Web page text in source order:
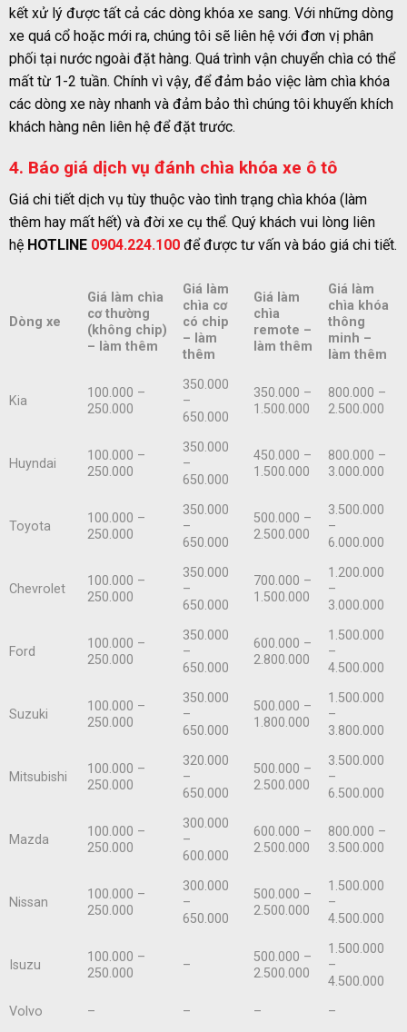
kết xử lý được tất cả các dòng khóa xe sang. Với những dòng
xe quá cổ hoặc mới ra, chúng tôi sẽ liên hệ với đơn vị phân
phối tại nước ngoài đặt hàng. Quá trình vận chuyển chìa có thể
mất từ 1-2 tuần. Chính vì vậy, để đảm bảo việc làm chìa khóa
các dòng xe này nhanh và đảm bảo thì chúng tôi khuyến khích
khách hàng nên liên hệ để đặt trước.
4. Báo giá dịch vụ đánh chìa khóa xe ô tô
Giá chi tiết dịch vụ tùy thuộc vào tình trạng chìa khóa (làm
thêm hay mất hết) và đời xe cụ thể. Quý khách vui lòng liên
hệ HOTLINE 0904.224.100 để được tư vấn và báo giá chi tiết.
Dòng xe
Giá làm chìa
cơ thường
(không chip)
– làm thêm
Giá làm
chìa cơ
có chip
– làm
thêm
Giá làm
chìa
remote –
làm thêm
Giá làm
chìa khóa
thông
minh –
làm thêm
Kia
100.000 –
250.000
350.000
–
650.000
350.000 –
1.500.000
800.000 –
2.500.000
Huyndai
100.000 –
250.000
350.000
–
650.000
450.000 –
1.500.000
800.000 –
3.000.000
Toyota
100.000 –
250.000
350.000
–
650.000
500.000 –
2.500.000
3.500.000
–
6.000.000
Chevrolet
100.000 –
250.000
350.000
–
650.000
700.000 –
1.500.000
1.200.000
–
3.000.000
Ford
100.000 –
250.000
350.000
–
650.000
600.000 –
2.800.000
1.500.000
–
4.500.000
Suzuki
100.000 –
250.000
350.000
–
650.000
500.000 –
1.800.000
1.500.000
–
3.800.000
Mitsubishi
100.000 –
250.000
320.000
–
650.000
500.000 –
2.500.000
3.500.000
–
6.500.000
Mazda
100.000 –
250.000
300.000
–
600.000
600.000 –
2.500.000
800.000 –
3.500.000
Nissan
100.000 –
250.000
300.000
–
650.000
500.000 –
2.500.000
1.500.000
–
4.500.000
Isuzu
100.000 –
250.000
–
500.000 –
2.500.000
1.500.000
–
4.500.000
Volvo
– – – –